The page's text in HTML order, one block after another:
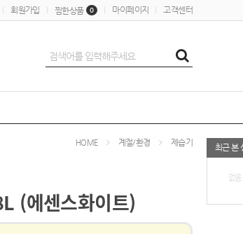
회원가입 찜한상품 0 마이페이지 고객센터
최근 본
없음
HOME 계절/환경 제습기
(에센스화이트)